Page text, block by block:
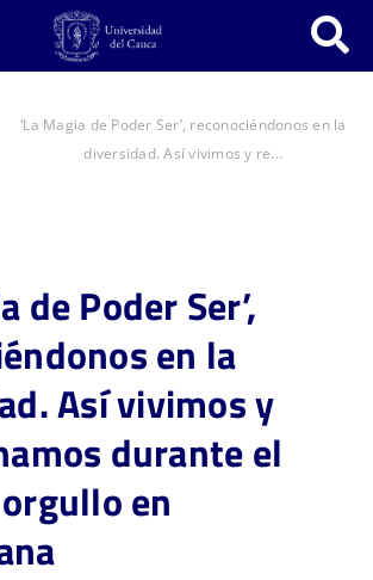
‘La Magia de Poder Ser’, reconociéndonos en la
diversidad. Así vivimos y re...
de Poder Ser’,
en la
Así vivimos y
durante el
en